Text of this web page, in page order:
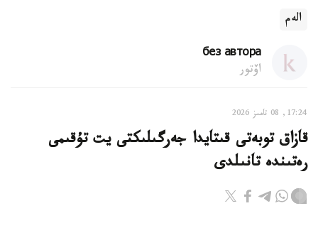
الەم
без автора
اۆتور
17:24, 08 تامىز 2026
قازاق توبەتى قىتايدا جەرگىلىكتى يت تۇقىمى
رەتىندە تانىلدى